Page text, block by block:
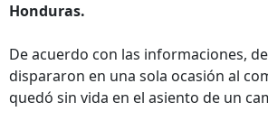
Honduras.
De acuerdo con las informaciones,
dispararon en una sola ocasión al
quedó sin vida en el asiento de un